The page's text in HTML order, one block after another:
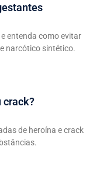
entenda como evitar
narcótico sintético.
crack?
de heroína e crack